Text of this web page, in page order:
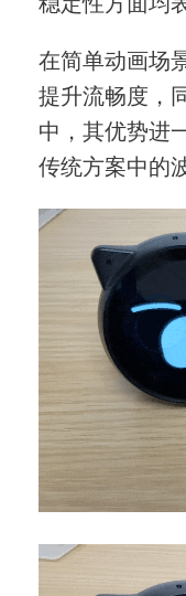
稳定性方面均
在简单动画场
提升流畅度，
中，其优势进
传统方案中的